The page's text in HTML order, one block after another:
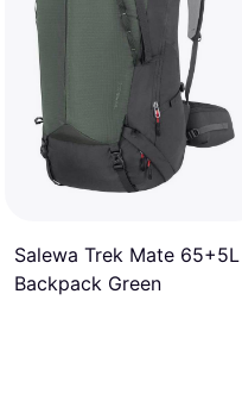
Salewa Trek Mate 65+5L
Backpack Green